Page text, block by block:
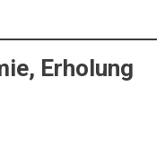
Erholung